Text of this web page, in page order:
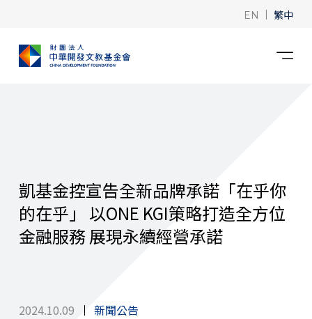
EN | 繁中
凱基金控宣告全新品牌承諾「在乎你
的在乎」 以ONE KGI策略打造全方位
金融服務 展現永續經營承諾
2024.10.09 新聞公告